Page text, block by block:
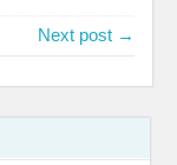
Next post →